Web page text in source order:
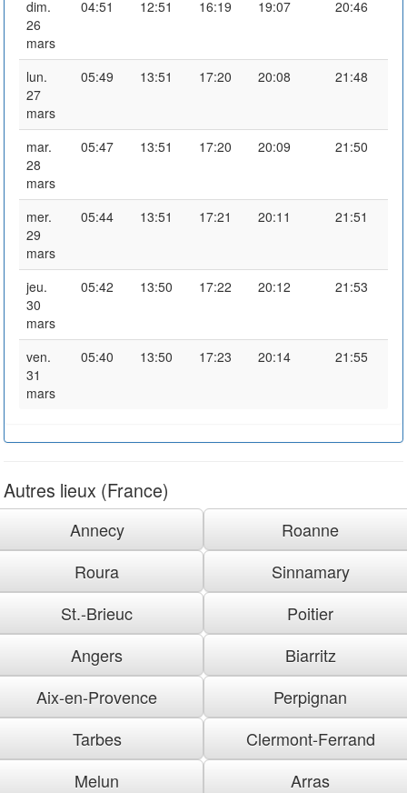
dim.
26
mars
04:51 12:51 16:19 19:07 20:46
lun.
27
mars
05:49 13:51 17:20 20:08 21:48
mar.
28
mars
05:47 13:51 17:20 20:09 21:50
mer.
29
mars
05:44 13:51 17:21 20:11 21:51
jeu.
30
mars
05:42 13:50 17:22 20:12 21:53
ven.
31
mars
05:40 13:50 17:23 20:14 21:55
Autres lieux (France)
Annecy
Roanne
Roura
Sinnamary
St.-Brieuc
Poitier
Angers
Biarritz
Aix-en-Provence
Perpignan
Tarbes
Clermont-Ferrand
Melun
Arras